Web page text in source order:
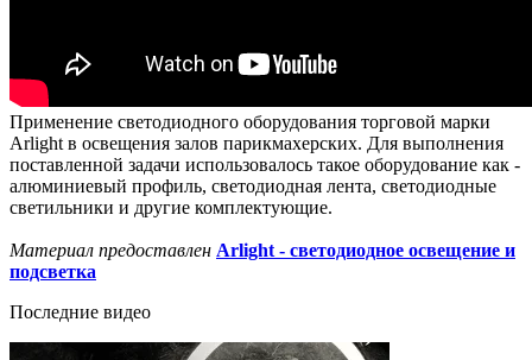
Применение светодиодного оборудования торговой марки
Arlight в освещения залов парикмахерских. Для выполнения
поставленной задачи использовалось такое оборудование как -
алюминиевый профиль, светодиодная лента, светодиодные
светильники и другие комплектующие.
Материал предоставлен Arlight - светодиодное освещение и
подсветка
Последние видео